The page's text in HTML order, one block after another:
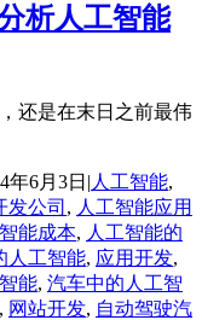
析人工智能
还是在末日之前最伟
年6月3日 | 人工智能,
发公司 , 人工智能应用
能成本, 人工智能的
人工智能, 应用开发,
能, 汽车中的人工智
, 网站开发, 自动驾驶汽